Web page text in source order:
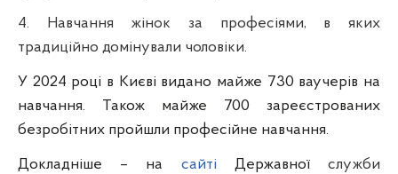
4. Навчання жінок за професіями, в яких
традиційно домінували чоловіки.
У 2024 році в Києві видано майже 730 ваучерів на
навчання. Також майже 700 зареєстрованих
безробітних пройшли професійне навчання.
Докладніше – на сайті Державноїслужби